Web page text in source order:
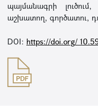
պայմանագրի
աշխատող, գործատու,
DOI: https://doi.org/